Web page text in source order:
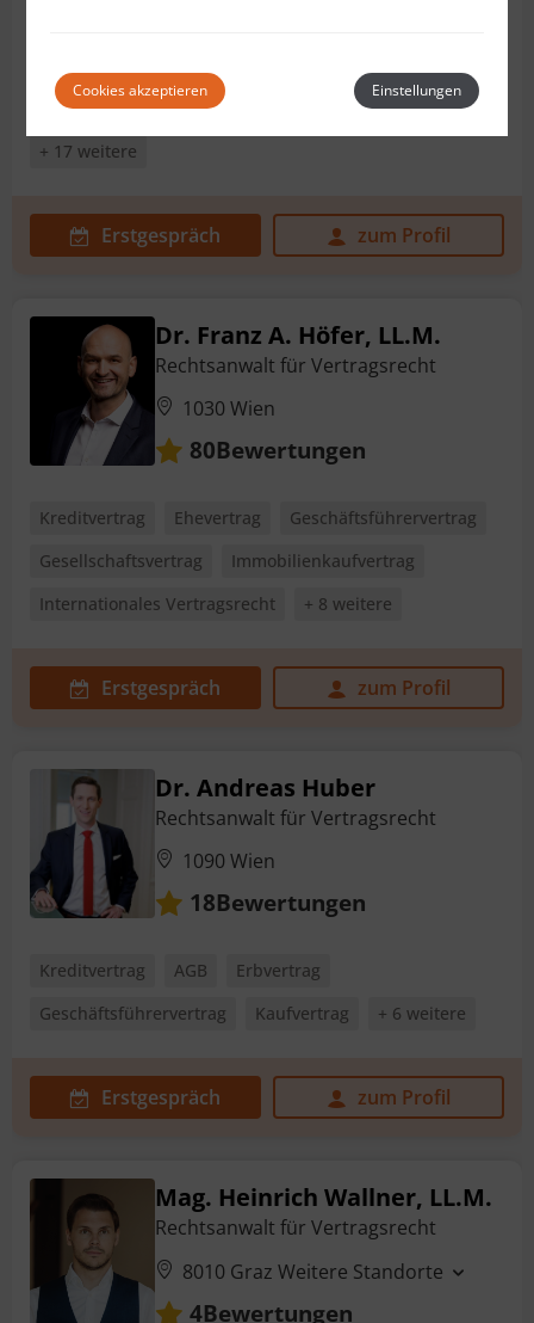
Dienstbarkeitsvertrag
Erbvertrag
+ 17 weitere
Erstgespräch zum Profil
Dr. Franz A. Höfer, LL.M.
Rechtsanwalt für Vertragsrecht
1030 Wien
80Bewertungen
Kreditvertrag Ehevertrag
Geschäftsführervertrag
Gesellschaftsvertrag
Immobilienkaufvertrag
Internationales Vertragsrecht
+ 8 weitere
Erstgespräch zum Profil
Dr. Andreas Huber
Rechtsanwalt für Vertragsrecht
1090 Wien
18Bewertungen
Kreditvertrag AGB
Erbvertrag
Geschäftsführervertrag
Kaufvertrag + 6 weitere
Erstgespräch zum Profil
Mag. Heinrich Wallner, LL.M.
Rechtsanwalt für Vertragsrecht
8010 Graz Weitere Standorte
4Bewertungen
Cookies akzeptieren Einstellungen